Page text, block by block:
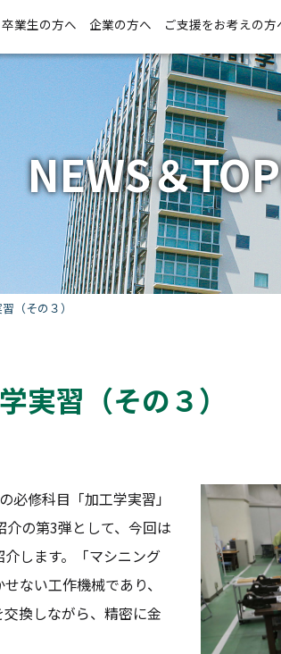
卒業生の方へ 企業の方へ ご支援をお考えの方
NEWS＆
（その３）
実習（その３）
修科目「加工学実習」
介の第3弾として、今回は
します。「マシニング
ない工作機械であり、
換しながら、精密に金